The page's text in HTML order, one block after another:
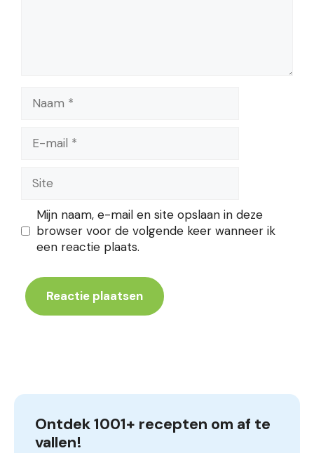
mail
Mijn naam, e-mail en site opslaan in deze
browser voor de volgende keer wanneer ik
een reactie plaats.
Ontdek 1001+ recepten om af te
vallen!